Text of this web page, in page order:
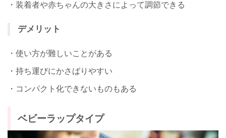
・装着者や赤ちゃんの大きさによって調節できる
デメリット
・使い方が難しいことがある
・持ち運びにかさばりやすい
・コンパクト化できないものもある
ベビーラップタイプ